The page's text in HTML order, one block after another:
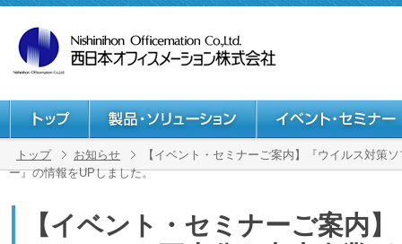
トップ お知らせ
【イベント・セミナーご案内】『ウイルス対策
ー』の情報をUPしました。
【イベント・セミナーご案内